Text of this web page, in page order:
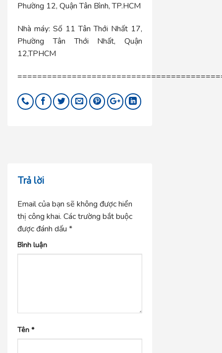
Phường 12, Quận Tân Bình, TP.HCM
Nhà máy: Số 11 Tân Thới Nhất 17,
Phường Tân Thới Nhất, Quận
12,TPHCM
Trả lời
Email của bạn sẽ không được hiển
thị công khai. Các trường bắt buộc
được đánh dấu *
Bình luận
Tên *